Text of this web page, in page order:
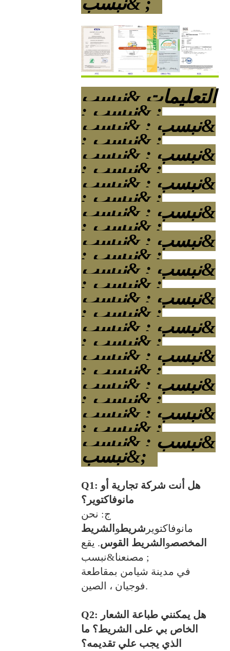
التعليمات &نبسب
; &نبسب ;
&نبسب ; &نبسب
; &نبسب ;
&نبسب ; &نبسب
; &نبسب ;
&نبسب ; &نبسب
; &نبسب ;
&نبسب ; &نبسب
; &نبسب ;
&نبسب ; &نبسب
; &نبسب ;
&نبسب ; &نبسب
; &نبسب ;
&نبسب ; &نبسب
; &نبسب ;
&نبسب ; &نبسب
; &نبسب ;
&نبسب ; &نبسب
; &نبسب ;
&نبسب ; &نبسب
; &نبسب ;
&نبسب ; &نبسب
; &نبسب ;
&نبسب ; &نبسب
Q1: هل أنت شركة تجارية أو
مانوفاكتوير؟
ج: نحن
مانوفاكتوير شريطو الشريط
المخصصو الشريط القوس. يقع
مصنعنا&نبسب ;
في مدينة شيامن بمقاطعة
فوجيان ، الصين.
Q2: هل يمكنني طباعة الشعار
الخاص بي على الشريط؟ ما
الذي يجب علي تقديمه؟